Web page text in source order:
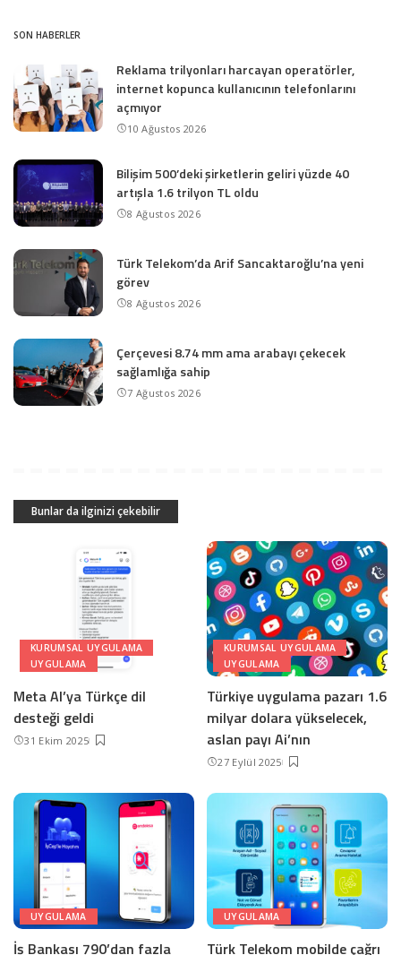
SON HABERLER
Reklama trilyonları harcayan operatörler,
internet kopunca kullanıcının telefonlarını
açmıyor
10 Ağustos 2026
Bilişim 500’deki şirketlerin geliri yüzde 40
artışla 1.6 trilyon TL oldu
8 Ağustos 2026
Türk Telekom’da Arif Sancaktaroğlu’na yeni
görev
8 Ağustos 2026
Çerçevesi 8.74 mm ama arabayı çekecek
sağlamlığa sahip
7 Ağustos 2026
Bunlar da ilginizi çekebilir
KURUMSAL UYGULAMA
UYGULAMA
Meta AI’ya Türkçe dil
desteği geldi
31 Ekim 2025
KURUMSAL UYGULAMA
UYGULAMA
Türkiye uygulama pazarı 1.6
milyar dolara yükselecek,
aslan payı Ai’nın
27 Eylül 2025
UYGULAMA
İş Bankası 790’dan fazla
UYGULAMA
Türk Telekom mobilde çağrı